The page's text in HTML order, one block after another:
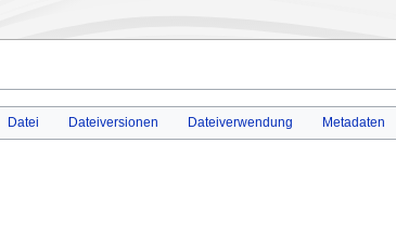
Datei Dateiversionen Dateiverwendung Metadaten